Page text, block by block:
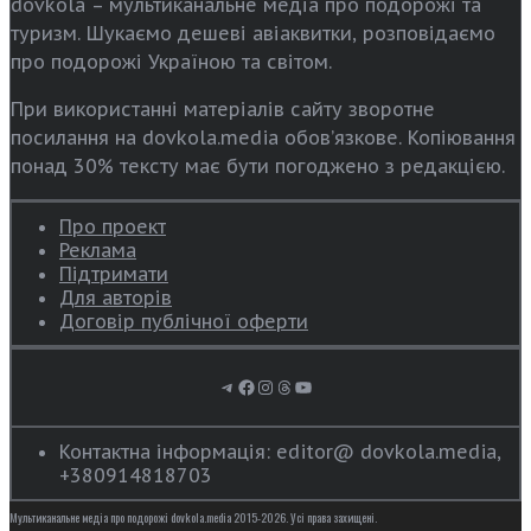
туризм. Шукаємо дешеві авіаквитки, розповідаємо
про подорожі Україною та світом.
При використанні матеріалів сайту зворотне
посилання на dovkola.media обов’язкове. Копіювання
понад 30% тексту має бути погоджено з редакцією.
Про проект
Реклама
Підтримати
Для авторів
Договір публічної оферти
Telegram
Facebook
Instagram
Threads
YouTube
Контактна інформація: editor@ dovkola.media,
+380914818703
Мультиканальне медіа про подорожі dovkola.media 2015-2026. Усі права захищені.